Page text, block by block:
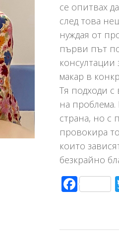
се опитвах
след това
нуждая от
първи път
макар в
Тя подходи
на проблема.
страна, но с
провокира
които
безкрайно